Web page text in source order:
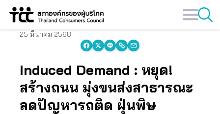
Skip
25 มีนาคม 2568
Induced Demand : หยุด!
สร้างถนน มุ่งขนส่งสาธารณะ
ลดปัญหารถติด ฝุ่นพิษ